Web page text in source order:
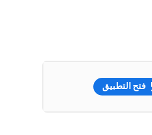
فتح التطبيق